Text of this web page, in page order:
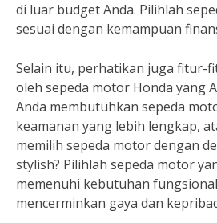
di luar budget Anda. Pilihlah
sesuai dengan kemampuan
Selain itu, perhatikan juga fitur-
oleh sepeda motor Honda yang
Anda membutuhkan sepeda
keamanan yang lebih lengkap,
memilih sepeda motor dengan
stylish? Pilihlah sepeda motor
memenuhi kebutuhan
mencerminkan gaya dan